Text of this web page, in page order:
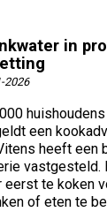
in
2026
een
heeft een
vastgesteld.
te koken
of eten te